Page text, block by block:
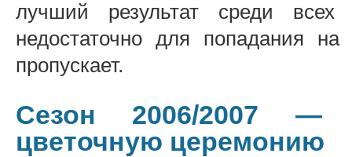
лучший результат среди всех
недостаточно для попадания
пропускает.
Сезон 2006/2007 —
цветочную церемонию